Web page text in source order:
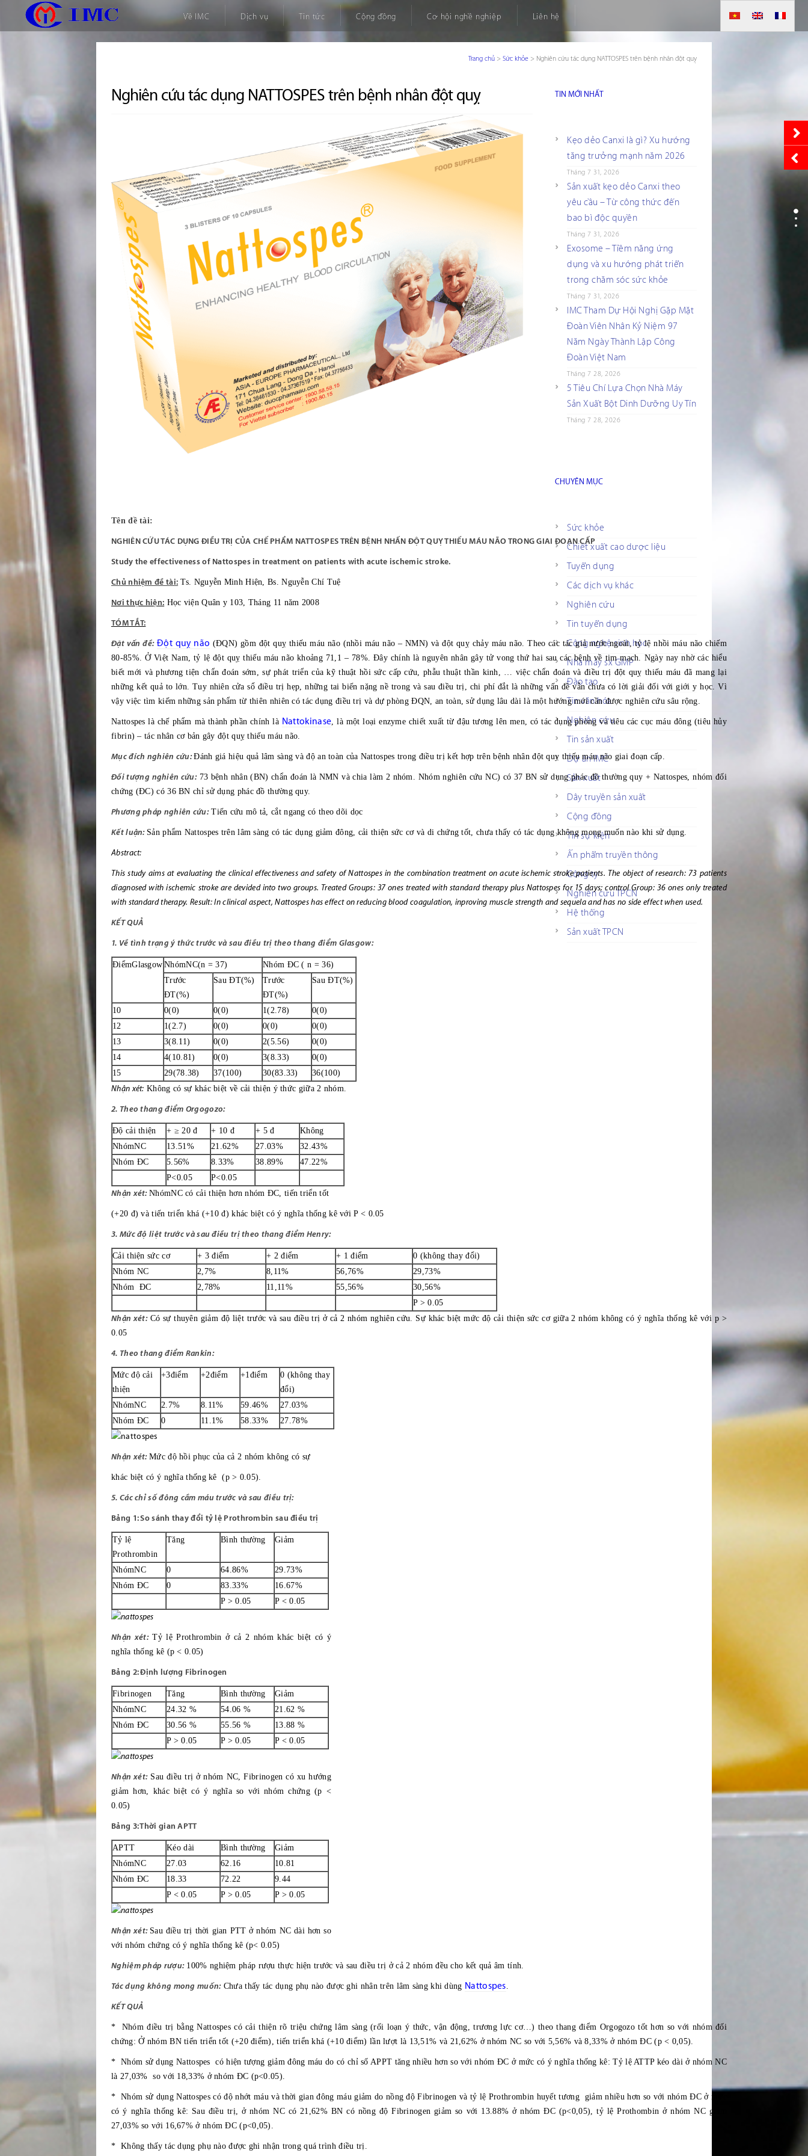
Về IMC Dịch vụ Tin tức Cộng đồng Cơ hội nghề nghiệp Liên hệ
Trang chủ > Sức khỏe > Nghiên cứu tác dụng NATTOSPES trên bệnh nhân đột quỵ
Nghiên cứu tác dụng NATTOSPES trên bệnh nhân đột quỵ
Tên đề tài:
NGHIÊN CỨU TÁC DỤNG ĐIỀU TRỊ CỦA CHẾ PHẨM NATTOSPES TRÊN BỆNH NHẤN ĐỘT QUỴ THIẾU MÁU NÃO TRONG GIAI ĐOẠN CẤP
Study the effectiveness of Nattospes in treatment on patients with acute ischemic stroke.
Chủ nhiệm đề tài: Ts. Nguyễn Minh Hiện, Bs. Nguyễn Chí Tuệ
Nơi thực hiện: Học viện Quân y 103, Tháng 11 năm 2008
TÓM TẮT:
Đặt vấn đề: Đột quỵ não (ĐQN) gồm đột quỵ thiếu máu não (nhồi máu não – NMN) và đột quỵ chảy máu não. Theo các tác giả nước ngoài, tỷ lệ nhồi máu não chiếm
80-85%. Ở Việt Nam, tỷ lệ đột quỵ thiếu máu não khoảng 71,1 – 78%. Đây chính là nguyên nhân gây tử vong thứ hai sau các bệnh về tim mạch. Ngày nay nhờ các hiểu
biết mới và phương tiện chẩn đoán sớm, sự phát triển của kỹ thuật hồi sức cấp cứu, phẫu thuật thần kinh, … việc chẩn đoán và điều trị đột quỵ thiếu máu đã mang lại
những kết quả to lớn. Tuy nhiên cửa sổ điều trị hẹp, những tai biến nặng nề trong và sau điều trị, chi phí đắt là những vấn đề vẫn chưa có lời giải đối với giới y học. Vì
vậy việc tìm kiếm những sản phẩm từ thiên nhiên có tác dụng điều trị và dự phòng ĐQN, an toàn, sử dụng lâu dài là một hướng mới cần được nghiên cứu sâu rộng.
Nattospes là chế phẩm mà thành phần chính là Nattokinase , là một loại enzyme chiết xuất từ đậu tương lên men, có tác dụng phòng và tiêu các cục máu đông (tiêu hủy
fibrin) – tác nhân cơ bản gây đột quỵ thiếu máu não.
Mục đích nghiên cứu:Đánh giá hiệu quả lâm sàng và độ an toàn của Nattospes trong điều trị kết hợp trên bệnh nhân đột quỵ thiếu máu não giai đoạn cấp.
Đối tượng nghiên cứu:73 bệnh nhân (BN) chẩn đoán là NMN và chia làm 2 nhóm. Nhóm nghiên cứu NC) có 37 BN sử dụng phác đồ thường quy + Nattospes, nhóm đối
chứng (ĐC) có 36 BN chỉ sử dụng phác đồ thường quy.
Phương pháp nghiên cứu:Tiến cứu mô tả, cắt ngang có theo dõi dọc
Kết luận: Sản phẩm Nattospes trên lâm sàng có tác dụng giảm đông, cải thiện sức cơ và di chứng tốt, chưa thấy có tác dụng không mong muốn nào khi sử dụng.
Abstract:
This study aims at evaluating the clinical effectiveness and safety of Nattospes in the combination treatment on acute ischemic stroke patients. The object of research: 73 patients
diagnosed with ischemic stroke are devided into two groups. Treated Groups: 37 ones treated with standard therapy plus Nattospes for 15 days; control Group: 36 ones only treated
with standard therapy. Result: In clinical aspect, Nattospes has effect on reducing blood coagulation, inproving muscle strength and sequela and has no side effect when used.
KẾT QUẢ
1. Về tình trạng ý thức trước và sau điều trị theo thang điểm Glasgow:
ĐiểmGlasgow NhómNC(n = 37)
Nhóm ĐC ( n = 36)
Trước
ĐT(%)
Sau ĐT(%)
Trước
ĐT(%)
Sau ĐT(%)
10 0(0) 0(0) 1(2.78)
0(0)
12
1(2.7) 0(0) 0(0)
0(0)
13
3(8.11) 0(0) 2(5.56)
0(0)
14
4(10.81) 0(0) 3(8.33)
0(0)
15
29(78.38) 37(100) 30(83.33)
36(100)
Nhận xét: Không có sự khác biệt về cải thiện ý thức giữa 2 nhóm.
2. Theo thang điểm Orgogozo:
Độ cải thiện + ≥ 20 đ + 10 đ + 5 đ
Không
NhómNC
13.51% 21.62% 27.03%
32.43%
Nhóm ĐC
5.56% 8.33% 38.89%
47.22%
P<0.05
P<0.05
Nhận xét: NhómNC có cải thiện hơn nhóm ĐC, tiến triển tốt
(+20 đ) và tiến triển khá (+10 đ) khác biệt có ý nghĩa thống kê với P < 0.05
3. Mức độ liệt trước và sau điều trị theo thang điểm Henry:
Cải thiện sức cơ + 3 điểm + 2 điểm + 1 điểm
0 (không thay đổi)
Nhóm NC
2,7% 8,11% 56,76%
29,73%
Nhóm ĐC
2,78% 11,11% 55,56%
30,56%
P > 0.05
Nhận xét:Có sự thuyên giảm độ liệt trước và sau điều trị ở cả 2 nhóm nghiên cứu. Sự khác biệt mức độ cải thiện sức cơ giữa 2 nhóm không có ý nghĩa thống kê với p >
0.05
4. Theo thang điểm Rankin:
Mức độ cải
thiện
+3điểm +2điểm +1điểm
0 (không thay
đổi)
NhómNC
2.7% 8.11% 59.46%
27.03%
Nhóm ĐC
0 11.1% 58.33% 27.78%
Nhận xét: Mức độ hồi phục của cả 2 nhóm không có sự
khác biệt có ý nghĩa thống kê (p > 0.05).
5. Các chỉ số đông cầm máu trước và sau điều trị:
Bảng 1: So sánh thay đổi tỷ lệ Prothrombin sau điều trị
Tỷ lệ
Prothrombin
Tăng Bình thường Giảm
NhómNC 0 64.86%
29.73%
Nhóm ĐC
0 83.33%
16.67%
P > 0.05
P < 0.05
Nhận xét:Tỷ lệ Prothrombin ở cả 2 nhóm khác biệt có ý
nghĩa thống kê (p < 0.05)
Bảng 2: Định lượng Fibrinogen
Fibrinogen Tăng Bình thường
Giảm
NhómNC
24.32 % 54.06 %
21.62 %
Nhóm ĐC
30.56 % 55.56 %
13.88 %
P > 0.05
P > 0.05 P < 0.05
Nhận xét:Sau điều trị ở nhóm NC, Fibrinogen có xu hướng
giảm hơn, khác biệt có ý nghĩa so với nhóm chứng (p <
0.05)
Bảng 3: Thời gian APTT
APTT Kéo dài Bình thường
Giảm
NhómNC
27.03 62.16
10.81
Nhóm ĐC
18.33 72.22
9.44
P < 0.05
P > 0.05 P > 0.05
Nhận xét: Sau điều trị thời gian PTT ở nhóm NC dài hơn so
với nhóm chứng có ý nghĩa thống kê (p< 0.05)
Nghiệm pháp rượu:100% nghiệm pháp rượu thực hiện trước và sau điều trị ở cả 2 nhóm đều cho kết quả âm tính.
Tác dụng không mong muốn:Chưa thấy tác dụng phụ nào được ghi nhân trên lâm sàng khi dùng Nattospes
KẾT QUẢ
* Nhóm điều trị bằng Nattospes có cải thiện rõ triệu chứng lâm sàng (rối loạn ý thức, vận động, trương lực cơ…) theo thang điểm Orgogozo tốt hơn so với nhóm đối
chứng: Ở nhóm BN tiến triển tốt (+20 điểm), tiến triển khá (+10 điểm) lần lượt là 13,51% và 21,62% ở nhóm NC so với 5,56% và 8,33% ở nhóm ĐC (p < 0,05).
* Nhóm sử dụng Nattospes có hiện tượng giảm đông máu do có chỉ số APPT tăng nhiều hơn so với nhóm ĐC ở mức có ý nghĩa thống kê: Tỷ lệ ATTP kéo dài ở nhóm NC
là 27,03% so với 18,33% ở nhóm ĐC (p<0.05).
* Nhóm sử dụng Nattospes có độ nhớt máu và thời gian đông máu giảm do nồng độ Fibrinogen và tỷ lệ Prothrombin huyết tương giảm nhiều hơn so với nhóm ĐC ở mức
có ý nghĩa thống kê: Sau điều trị, ở nhóm NC có 21,62% BN có nồng độ Fibrinogen giảm so với 13.88% ở nhóm ĐC (p<0,05), tỷ lệ Prothombin ở nhóm NC giảm
27,03% so với 16,67% ở nhóm ĐC (p<0,05).
* Không thấy tác dụng phụ nào được ghi nhận trong quá trình điều trị.
TIN MỚI NHẤT
Kẹo dẻo Canxi là gì? Xu hướng
tăng trưởng mạnh năm 2026
Tháng 7 31, 2026
Sản xuất kẹo dẻo Canxi theo
yêu cầu – Từ công thức đến
bao bì độc quyền
Tháng 7 31, 2026
Exosome – Tiềm năng ứng
dụng và xu hướng phát triển
trong chăm sóc sức khỏe
Tháng 7 31, 2026
IMC Tham Dự Hội Nghị Gặp Mặt
Đoàn Viên Nhân Kỷ Niệm 97
Năm Ngày Thành Lập Công
Đoàn Việt Nam
Tháng 7 28, 2026
5 Tiêu Chí Lựa Chọn Nhà Máy
Sản Xuất Bột Dinh Dưỡng Uy Tín
Tháng 7 28, 2026
CHUYÊN MỤC
Sức khỏe
Chiết xuất cao dược liệu
Tuyển dụng
Các dịch vụ khác
Nghiên cứu
Tin tuyển dụng
Công nghệ sinh học
Nhà máy sx GMP
Đào tạo
Tin văn hóa
Nghiên cứu
Tin sản xuất
Dự án IMC
Sản xuất
Dây truyền sản xuất
Cộng đồng
Tin sự kiện
Ấn phẩm truyền thông
Công ty
Nghiên cứu TPCN
Hệ thống
Sản xuất TPCN